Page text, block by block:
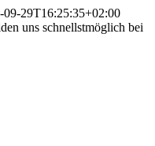
09-29T16:25:35+02:00
uns schnellstmöglich bei